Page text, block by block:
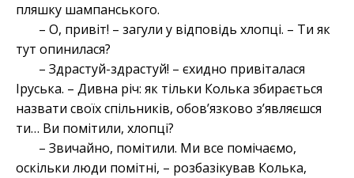
пляшку шампанського.
– О, привіт! – загули у відповідь хлопці. – Ти як
тут опинилася?
– Здрастуй-здрастуй! – єхидно привіталася
Іруська. – Дивна річ: як тільки Колька збирається
назвати своїх спільників, обов’язково з’являєшся
ти… Ви помітили, хлопці?
– Звичайно, помітили. Ми все помічаємо,
оскільки люди помітні, – розбазікував Колька,